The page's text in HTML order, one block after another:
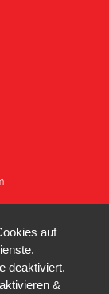
auf
deaktiviert.
&